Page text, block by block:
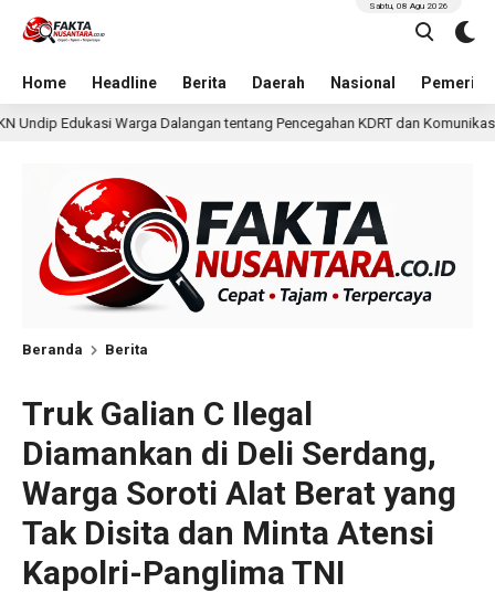
Home Headline Berita Daerah Nasional
Sabtu, 08 Agu 2026
Pencegahan KDRT dan Komunikasi Keluarga 14 jam lalu
Beranda Berita
Truk Galian C Ilegal
Diamankan di Deli Serdang,
Warga Soroti Alat Berat yang
Tak Disita dan Minta Atensi
Kapolri-Panglima TNI